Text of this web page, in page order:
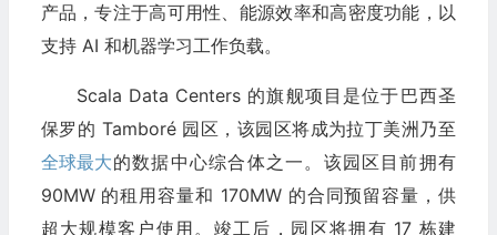
产品，专注于高可用性、能源效率和高密度功能，以
支持 AI 和机器学习工作负载。
Scala Data Centers 的旗舰项目是位于巴西圣
保罗的 Tamboré 园区，该园区将成为拉丁美洲乃至
全球最大的数据中心综合体之一。该园区目前拥有
90MW 的租用容量和 170MW 的合同预留容量，供
超大规模客户使用。竣工后，园区将拥有 17 栋建